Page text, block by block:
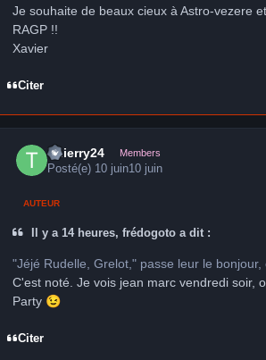
Je souhaite de beaux cieux à Astro-vezere
RAGP !!
Xavier
Citer
Thierry24 Members
Posté(e) 10 juin10 juin
AUTEUR
Il y a 14 heures, frédogoto a dit :
"Jéjé Rudelle, Grelot," passe leur le bonjour,
C'est noté. Je vois jean marc vendredi soir,
Party 😉
Citer